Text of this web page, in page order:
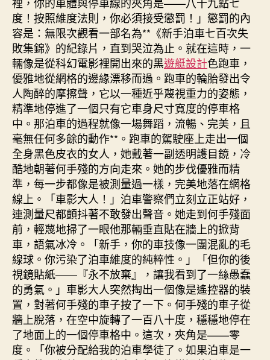
度！按照維度法則，你必須接受懲罰！」懲罰的內
容是：無限次觀看一部名為**《新手泊車七百次失
敗集錦》的紀錄片，直到哭泣為止。就在這時，一
輛像是從科幻電影裡開出來的黑遊艇設計色跑車，
優雅地從網格的邊緣漂移而過。跑車的輪胎發出令
人陶醉的摩擦聲，它以一種近乎蔑視重力的姿態，
精準地停進了一個只有它車身尺寸寬度的停車格
中。那泊車的過程就像一場舞蹈，流暢、完美，且
毫無任何多餘的動作**。跑車的駕駛座上走出一個
全身黑色皮衣的女人，她戴著一副透明護目鏡，冷
酷地朝著何手殘的方向走來。她的步伐優雅而精
準，每一步都像是被測量過一樣，完美地落在網格
線上。「車影大人！」泊車警察們立刻立正站好，
連測量尺都顫抖著不敢發出聲音。她走到何手殘面
前，輕蔑地掃了一眼他那輛垂直貼在牆上的掀背
車，語氣冰冷。「新手，你的車技像一團混亂的毛
線球。你污染了泊車維度的純粹性。」「但你的後
視鏡貼紙——『永不放棄』，讓我看到了一絲愚蠢
的勇氣。」車影大人突然掏出一個像是遙控器的裝
置，對著何手殘的車子按了一下。何手殘的車子從
牆上脫落，在空中旋轉了一百八十度，穩穩地停在
了地面上的一個停車格中。這次，夾角是——零
度。「你被分配給我的泊車學徒了。如果泊車是一